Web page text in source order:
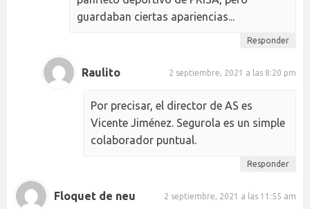
guardaban ciertas apariencias...
Responder
Raulito 2 septiembre, 2021 a las 8:20 pm
Por precisar, el director de AS es
Vicente Jiménez. Segurola es un simple
colaborador puntual.
Responder
Floquet de neu 2 septiembre, 2021 a las 11:55 am